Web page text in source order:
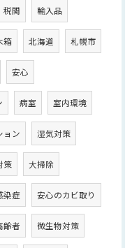
税関 輸入品
箱 北海道 札幌市
安心
病室 室内環境
ョン 湿気対策
策 大掃除
染症 安心のカビ取り
齢者 微生物対策